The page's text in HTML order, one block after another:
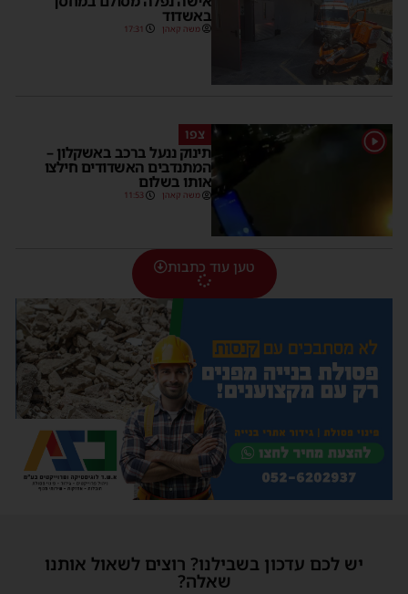
באשדוד
משה קאהן 17:31
1 צפו
תינוק ננעל ברכב באשקלון –
המתנדבים האשדודים חילצו
אותו בשלום
משה קאהן 11:53
טען עוד כתבות
יש לכם עדכון בשבילנו? רוצים לשאול אותנו
שאלה?